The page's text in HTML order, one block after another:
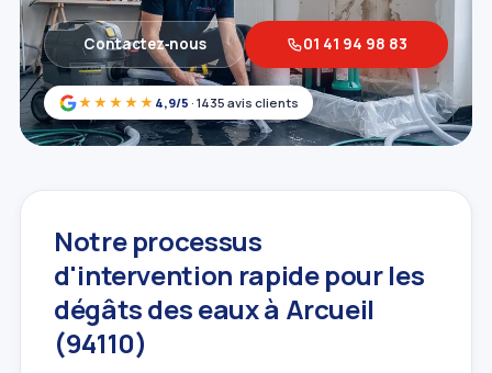
★★★★★ 4,9/5 · 1435 avis clients
Contactez‑nous 01 41 94 98 83
Notre processus
d'intervention rapide pour les
dégâts des eaux à Arcueil
(94110)